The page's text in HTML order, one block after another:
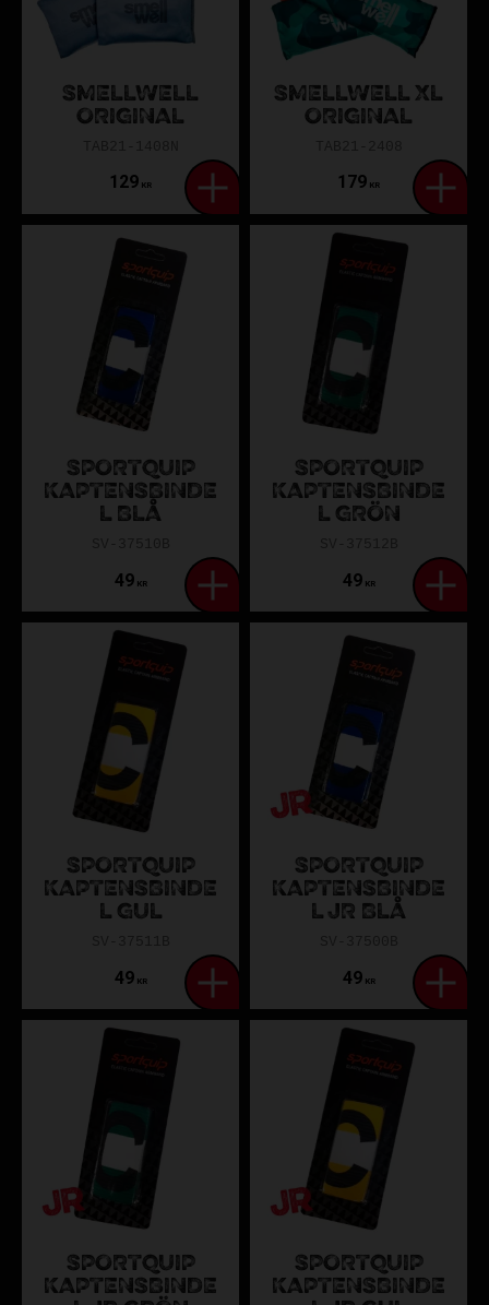
SMELLWELL
ORIGINAL
129 KR
SMELLWELL XL
ORIGINAL
179 KR
SPORTQUIP
KAPTENSBINDE
L BLÅ
49KR
SPORTQUIP
KAPTENSBINDE
L GRÖN
49KR
SPORTQUIP
KAPTENSBINDE
L GUL
49KR
SPORTQUIP
KAPTENSBINDE
L JR BLÅ
49KR
SPORTQUIP
KAPTENSBINDE
SPORTQUIP
KAPTENSBINDE